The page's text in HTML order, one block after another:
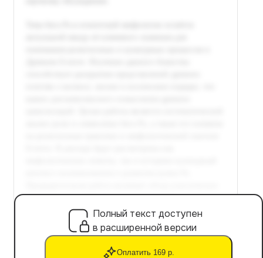
Полный текст доступен
в расширенной версии
Оплатить 169 р.